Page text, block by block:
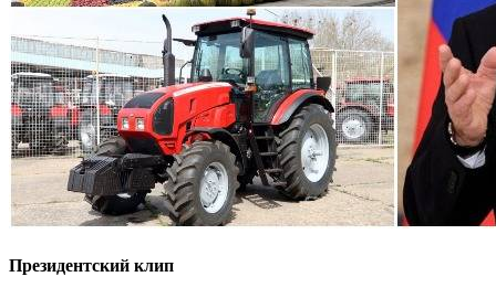
Президентский клип